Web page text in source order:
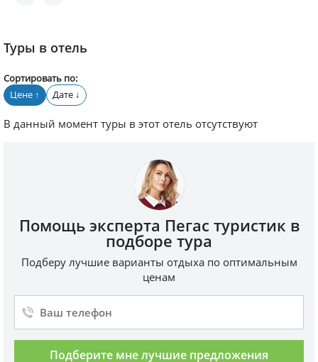
Туры в отель
Сортировать по:
Цене ↑ Дате ↓
В данный момент туры в этот отель отсутствуют
Помощь эксперта Пегас туристик в
подборе тура
Подберу лучшие варианты отдыха по оптимальным
ценам
Подберите мне лучшие предложения